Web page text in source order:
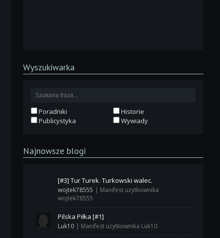
Wyszukiwarka
Poradniki
Historie
Publicystyka
Wywiady
Najnowsze blogi
[#3] Tur Turek. Turkowski walec.
wojtek78555 | Manifest użytkownika
wojtek78555
Pilska Piłka [#1]
Luk10 | Manifest użytkownika Luk10